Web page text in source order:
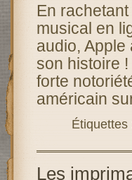
En
musical en
audio,
son histoire
forte
américain
Étiquettes
Les